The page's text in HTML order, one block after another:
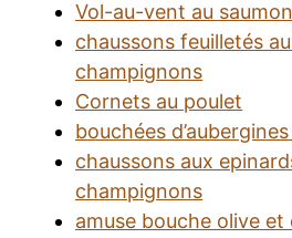
Vol-au-vent au
chaussons feuilletés
champignons
Cornets au poulet
bouchées
chaussons aux
champignons
amuse bouche olive et